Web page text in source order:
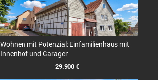
Wohnen mit Potenzial: Einfamilienhaus mit
Innenhof und Garagen
29.900 €